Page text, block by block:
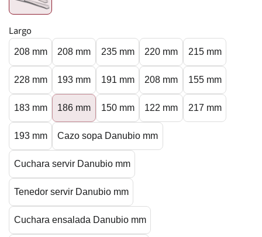
Largo
208 mm 208 mm 235 mm 220 mm 215 mm
228 mm 193 mm 191 mm 208 mm 155 mm
183 mm 186 mm 150 mm 122 mm 217 mm
193 mm Cazo sopa Danubio mm
Cuchara servir Danubio mm
Tenedor servir Danubio mm
Cuchara ensalada Danubio mm